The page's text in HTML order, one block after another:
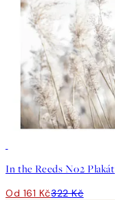
In the Reeds No2 Plakát
Od 161 Kč322 Kč